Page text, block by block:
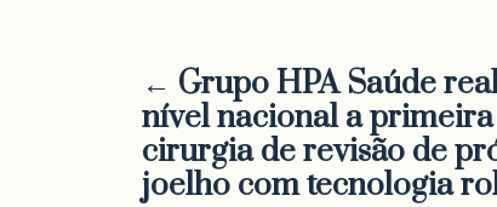
← Grupo HPA Saúde
nível nacional a primeira
cirurgia de revisão de
joelho com tecnologia